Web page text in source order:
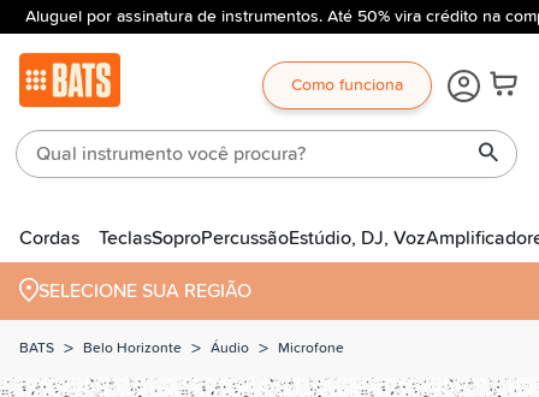
Aluguel por assinatura de instrumentos. Até 50% vira crédito na
Como funciona
Cordas TeclasSoproPercussãoEstúdio, DJ, Voz
SELECIONE SUA REGIÃO
BATS > Belo Horizonte > Áudio > Microfone